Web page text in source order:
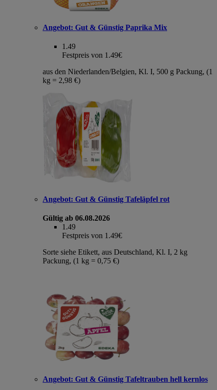
Angebot: Gut & Günstig Paprika Mix
1.49
Festpreis von 1.49€
aus den Niederlanden/Belgien, Kl. I, 500 g Packung, (1
kg = 2,98 €)
Angebot: Gut & Günstig Tafeläpfel rot
Gültig ab 06.08.2026
1.49
Festpreis von 1.49€
Sorte siehe Etikett, aus Deutschland, Kl. I, 2 kg
Packung, (1 kg = 0,75 €)
Angebot: Gut & Günstig Tafeltrauben hell kernlos